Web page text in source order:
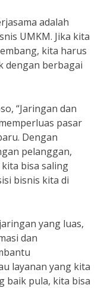
adalah
UMKM. Jika kita
kita harus
dengan berbagai
“Jaringan dan
pasar
Dengan
pelanggan,
bisa saling
bisnis kita di
yang luas,
dan
layanan yang kita
baik pula, kita bisa